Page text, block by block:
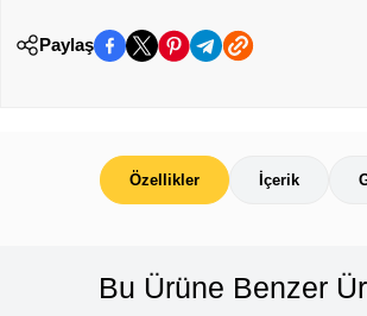
Paylaş
Özellikler İçerik
Bu Ürüne Benzer